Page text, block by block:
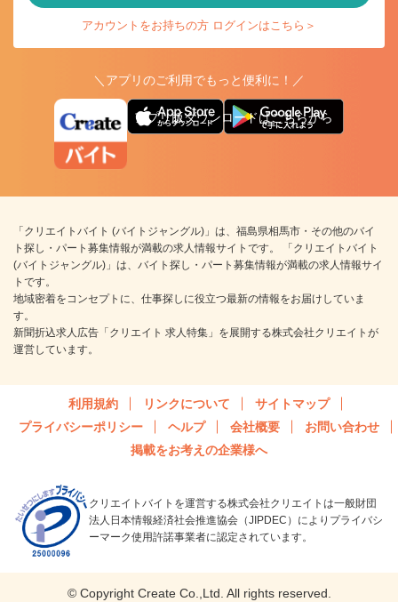
アカウントをお持ちの方 ログインはこちら＞
＼アプリのご利用でもっと便利に！／
アプリ版ダウンロードはこちらから
「クリエイトバイト (バイトジャングル)」は、福島県相馬市・その他のバイ
ト探し・パート募集情報が満載の求人情報サイトです。 「クリエイトバイト
(バイトジャングル)」は、バイト探し・パート募集情報が満載の求人情報サイ
トです。
地域密着をコンセプトに、仕事探しに役立つ最新の情報をお届けしていま
す。
新聞折込求人広告「クリエイト 求人特集」を展開する株式会社クリエイトが
運営しています。
利用規約 リンクについて
サイトマップ
プライバシーポリシー
ヘルプ 会社概要
お問い合わせ
掲載をお考えの企業様へ
クリエイトバイトを運営する株式会社クリエイトは一般財団
法人日本情報経済社会推進協会（JIPDEC）によりプライバシ
ーマーク使用許諾事業者に認定されています。
© Copyright Create Co.,Ltd. All rights reserved.